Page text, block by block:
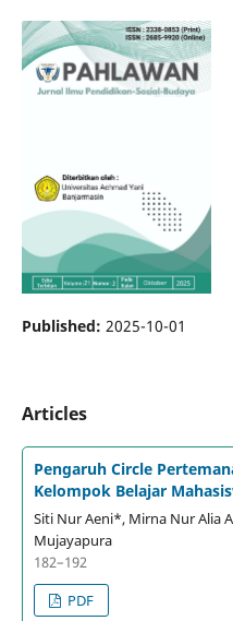
Published: 2025-10-01
Articles
Pengaruh Circle
Kelompok Belajar
Siti Nur Aeni*, Mirna Nur Alia
Mujayapura
182–192
PDF